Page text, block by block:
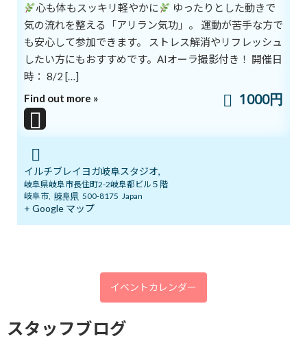
５． 最後に両手をこすって熱くなったら、頭の上から下へなでお
ろしていきます。
☆Point：受験生の脳活性にも最適です。
試験の本番前などに行えば、頭がすっきりして集中力が高まりま
す。時間がないときは、太陽のツボだけ押すのもいいでしょう。
☆効果：集中力、記憶力、暗記力がよくなり、脳活性が促進されま
す。健忘症を予防したい人にも向いています。
イルチブレインヨガ岐阜スタジオ
ブログ
心も体もスッキリ軽やかに
ゆったりとした動きで
気の流れを整える「アリラン気功」。 運動が苦手な方で
も安心して参加できます。 ストレス解消やリフレッシュ
したい方にもおすすめです。AIオーラ撮影付き！ 開催日
時： 8/2 […]
Find out more »
1000円
イルチブレイヨガ岐阜スタジオ,
岐阜県岐阜市長住町2-2岐阜都ビル５階
岐阜市, 岐阜県 500-8175 Japan
+ Google マップ
イベントカレンダー
スタッフブログ